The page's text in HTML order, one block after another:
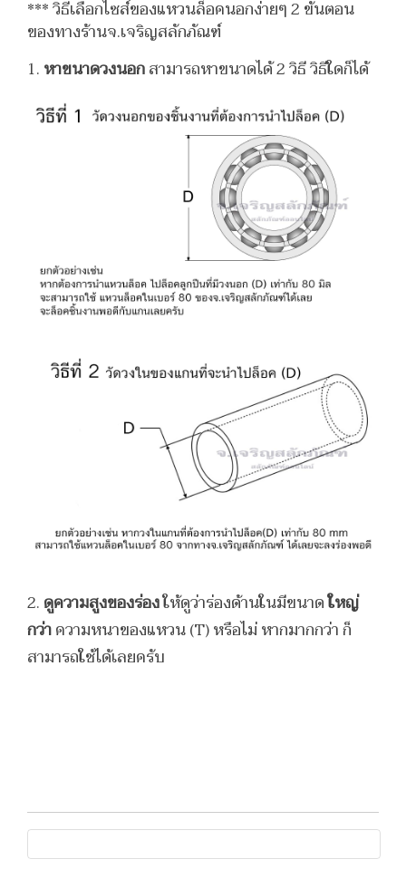
*** วิธีเลือกไซส์ของแหวนล็อคนอกง่ายๆ 2 ขั้นตอน
ของทางร้านจ.เจริญสลักภัณฑ์
1. หาขนาดวงนอกสามารถหาขนาดได้ 2 วิธี วิธีใดก็ได้
2. ดูความสูงของร่องให้ดูว่าร่องด้านในมีขนาดใหญ่
กว่าความหนาของแหวน (T) หรือไม่ หากมากกว่า ก็
สามารถใช้ได้เลยครับ